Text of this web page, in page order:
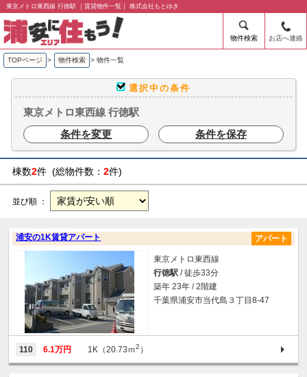
東京メトロ東西線 行徳駅 ｜賃貸物件一覧｜ 株式会社もとゆき
物件検索 お店へ連絡
TOPページ > 物件検索 > 物件一覧
選択中の条件
東京メトロ東西線 行徳駅
条件を変更
条件を保存
棟数2件 (総物件数： 2件)
並び順 ：
浦安の1K賃貸アパート アパート
東京メトロ東西線
行徳駅 / 徒歩33分
築年 23年 / 2階建
千葉県浦安市当代島３丁目8-47
110 6.1万円 1K（20.73ｍ2 ）